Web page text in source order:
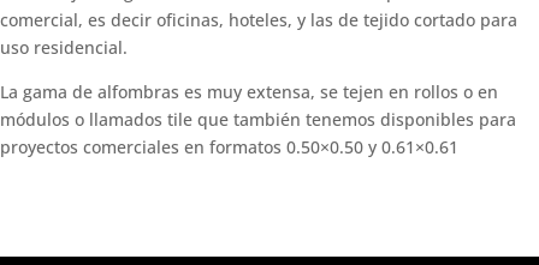
comercial, es decir oficinas, hoteles, y las de tejido cortado para
uso residencial.
La gama de alfombras es muy extensa, se tejen en rollos o en
módulos o llamados tile que también tenemos disponibles para
proyectos comerciales en formatos 0.50×0.50 y 0.61×0.61